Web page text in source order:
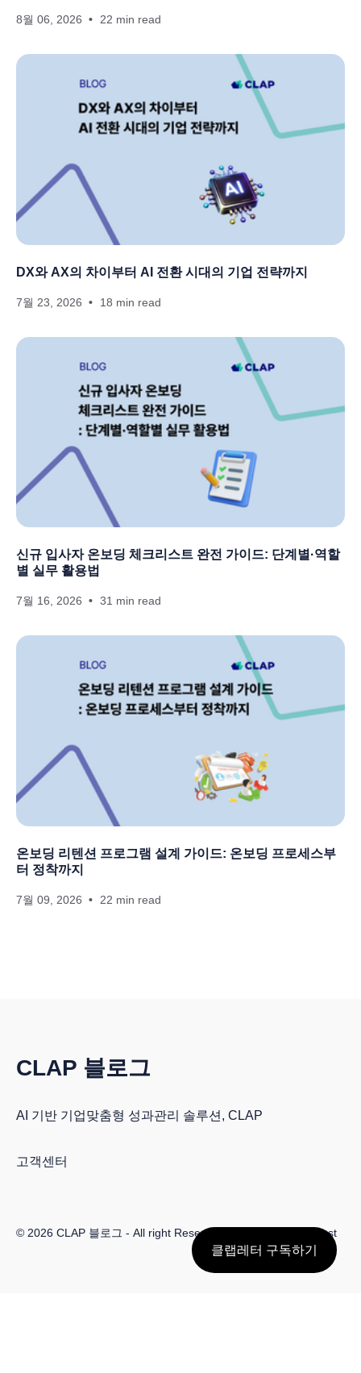
8월 06, 2026 22 min read
DX와 AX의 차이부터 AI 전환 시대의 기업 전략까지
7월 23, 2026 18 min read
신규 입사자 온보딩 체크리스트 완전 가이드: 단계별·역할
별 실무 활용법
7월 16, 2026 31 min read
온보딩 리텐션 프로그램 설계 가이드: 온보딩 프로세스부
터 정착까지
7월 09, 2026 22 min read
CLAP 블로그
AI 기반 기업맞춤형 성과관리 솔루션, CLAP
고객센터
© 2026 CLAP 블로그 - All right Reserved. Published with Ghost
클랩레터 구독하기